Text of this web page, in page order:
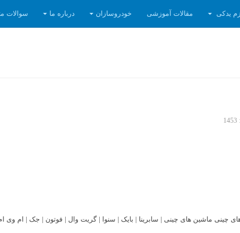
یدکی مقالات آموزشی خودروسازان درباره ما سوالات